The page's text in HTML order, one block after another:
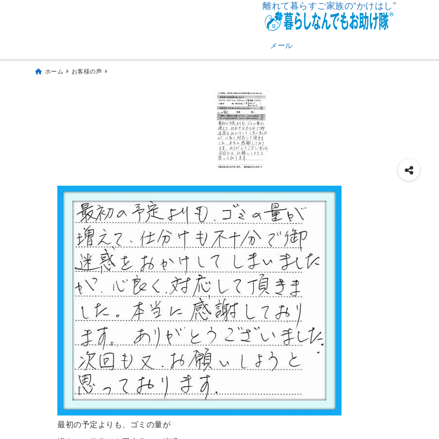
離れて暮らすご家族の“かけはし”
メール
ホーム お客様の声
最初の予定よりも、ゴミの量が